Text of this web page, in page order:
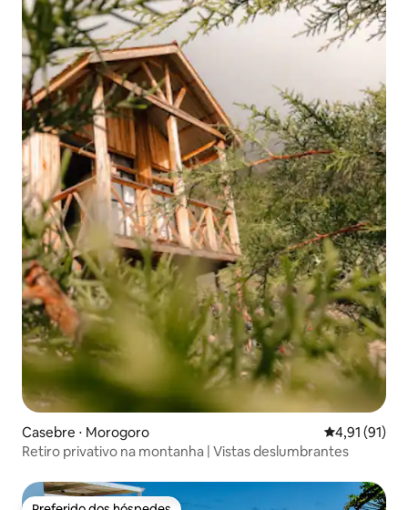
Casebre ⋅ Morogoro 4,91 de uma
4,91 (91)
Retiro privativo na montanha | Vistas deslumbrantes